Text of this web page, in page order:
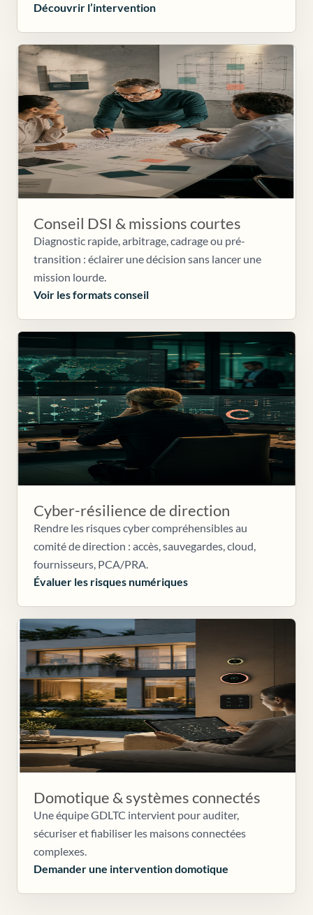
Découvrir l’intervention
Conseil DSI & missions courtes
Diagnostic rapide, arbitrage, cadrage ou pré-
transition : éclairer une décision sans lancer une
mission lourde.
Voir les formats conseil
Cyber-résilience de direction
Rendre les risques cyber compréhensibles au
comité de direction : accès, sauvegardes, cloud,
fournisseurs, PCA/PRA.
Évaluer les risques numériques
Domotique & systèmes connectés
Une équipe GDLTC intervient pour auditer,
sécuriser et fiabiliser les maisons connectées
complexes.
Demander une intervention domotique